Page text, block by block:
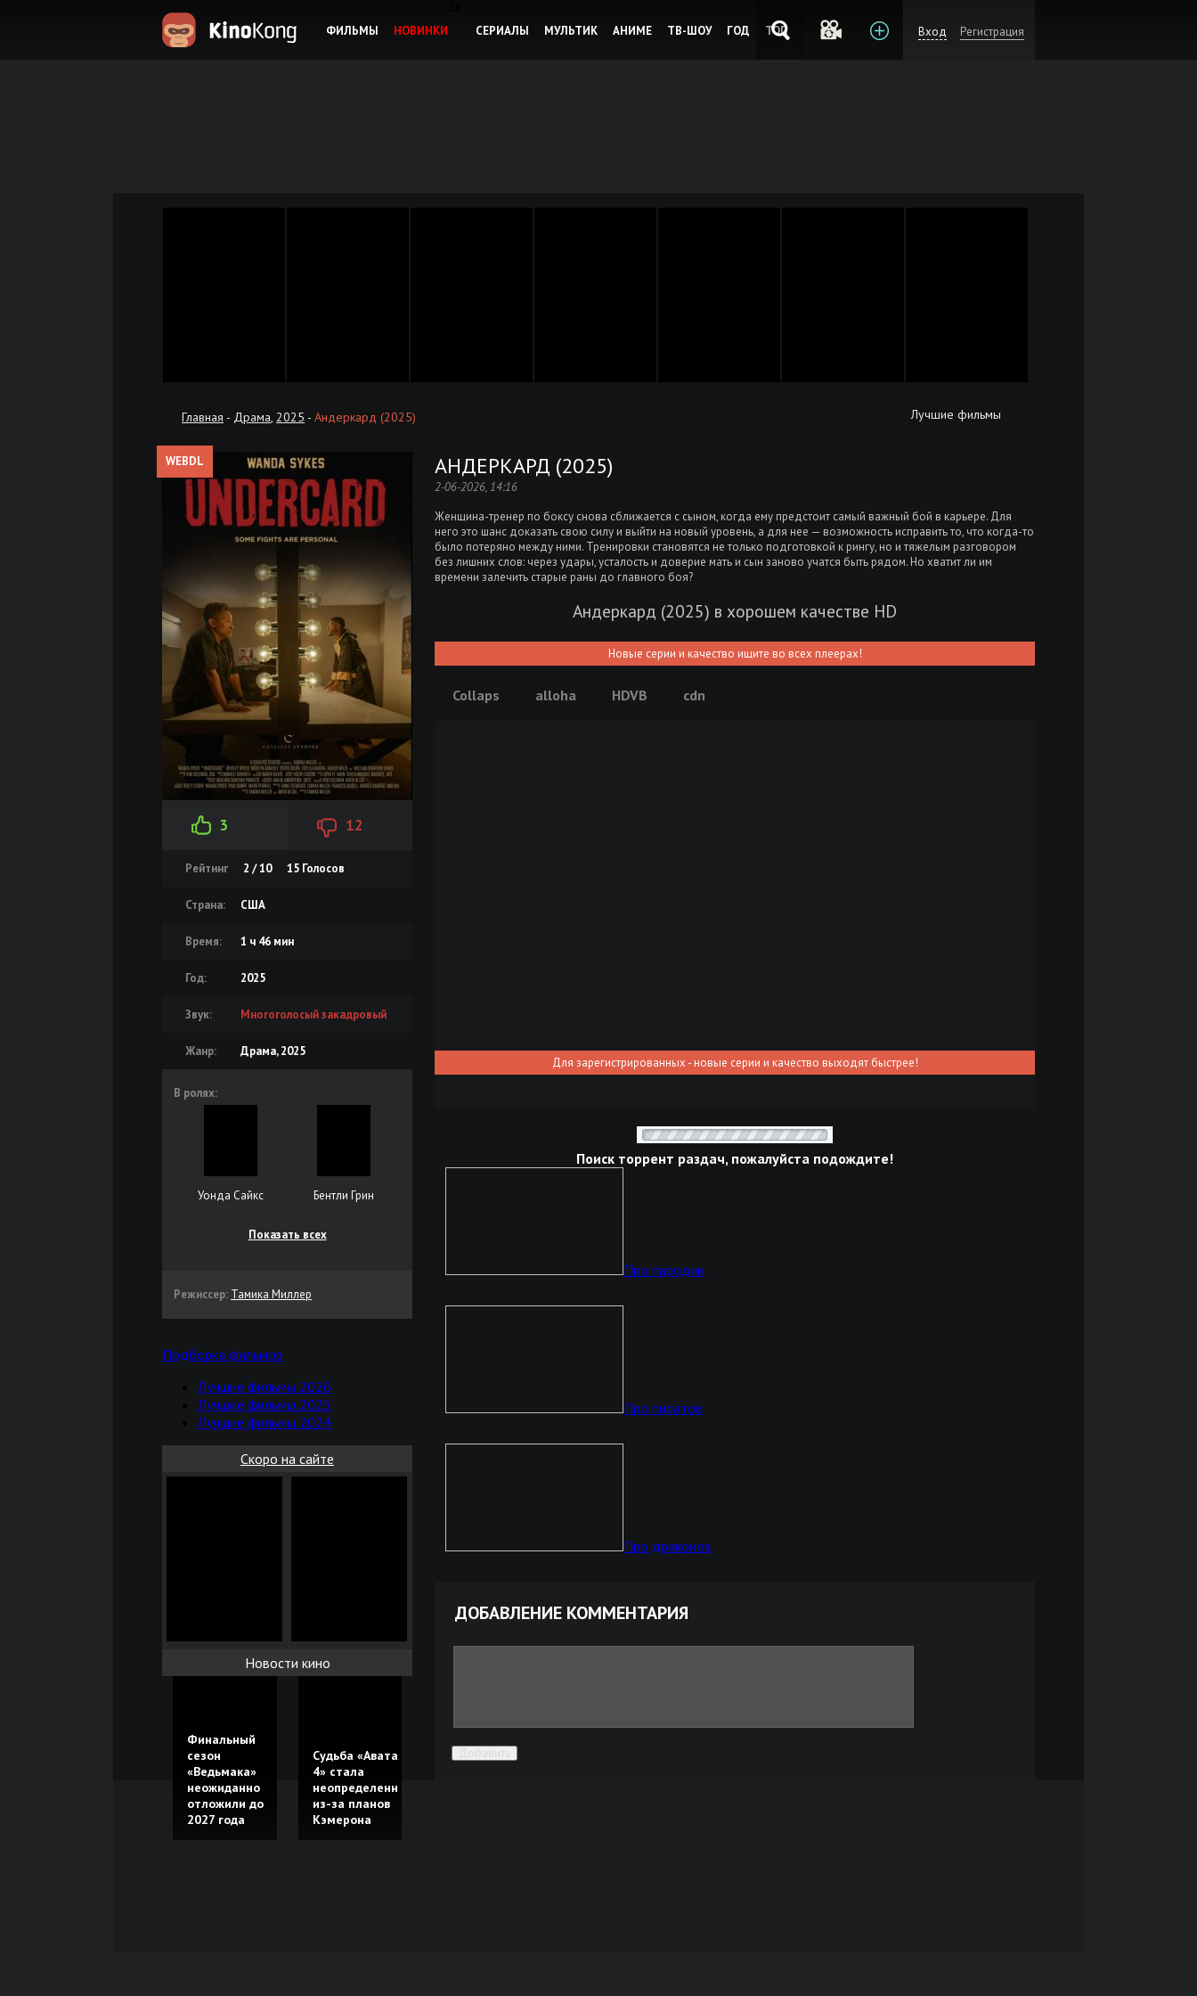
ФИЛЬМЫ НОВИНКИ
СЕРИАЛЫ
МУЛЬТИК АНИМЕ ТВ-ШОУ ГОД ТОП Вход Регистрация
Главная - Драма, 2025 - Андеркард (2025) Лучшие фильмы
WEBDL
3 12
Рейтинг 2 / 10 15 Голосов
Страна: США
Время: 1 ч 46 мин
Год: 2025
Звук: Многоголосый закадровый
Жанр: Драма, 2025
В ролях:
Уонда Сайкс Бентли Грин
Показать всех
Режиссер: Тамика Миллер
Подборка фильмов
Лучшие фильмы 2026
Лучшие фильмы 2025
Лучшие фильмы 2024
Скоро на сайте
Новости кино
Финальный
сезон
«Ведьмака»
неожиданно
отложили до
2027 года
Судьба «Аватара
4» стала
неопределенной
из-за планов
Кэмерона
АНДЕРКАРД (2025)
2-06-2026, 14:16
Женщина-тренер по боксу снова сближается с сыном, когда ему предстоит самый важный бой в карьере. Для
него это шанс доказать свою силу и выйти на новый уровень, а для нее — возможность исправить то, что когда-то
было потеряно между ними. Тренировки становятся не только подготовкой к рингу, но и тяжелым разговором
без лишних слов: через удары, усталость и доверие мать и сын заново учатся быть рядом. Но хватит ли им
времени залечить старые раны до главного боя?
Андеркард (2025) в хорошем качестве HD
Новые серии и качество ищите во всех плеерах!
Collaps alloha HDVB cdn
Для зарегистрированных - новые серии и качество выходят быстрее!
Поиск торрент раздач, пожалуйста подождите!
Про пародии
Про пиратов
Про драконов
ДОБАВЛЕНИЕ КОММЕНТАРИЯ
Добавить